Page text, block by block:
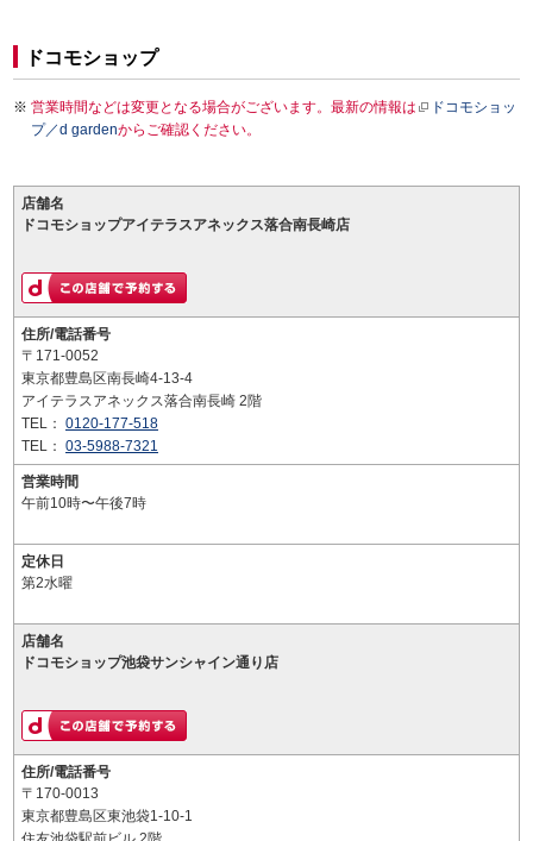
ドコモショップ
営業時間などは変更となる場合がございます。最新の情報は
ドコモショッ
プ／d gardenからご確認ください。
店舗名
ドコモショップアイテラスアネックス落合南長崎店
住所/電話番号
〒171-0052
東京都豊島区南長崎4-13-4
アイテラスアネックス落合南長崎 2階
TEL： 0120-177-518
TEL： 03-5988-7321
営業時間
午前10時〜午後7時
定休日
第2水曜
店舗名
ドコモショップ池袋サンシャイン通り店
住所/電話番号
〒170-0013
東京都豊島区東池袋1-10-1